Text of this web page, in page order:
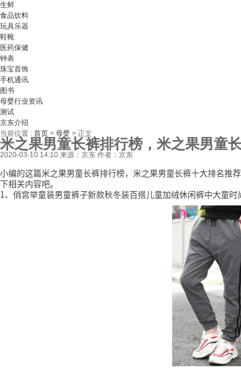
生鲜
食品饮料
玩具乐器
鞋靴
医药保健
钟表
珠宝首饰
手机通讯
图书
母婴行业资讯
测试
京东介绍
当前位置 : 首页 > 母婴 > 正文
米之果男童长裤排行榜，米之果男童
2020-03-10 14:10 来源：京东 作者：京东
小编的这篇米之果男童长裤排行榜，米之果男童长裤十大排名推
下相关内容吧。
1、俏宫举童装男童裤子新款秋冬装百搭儿童加绒休闲裤中大童